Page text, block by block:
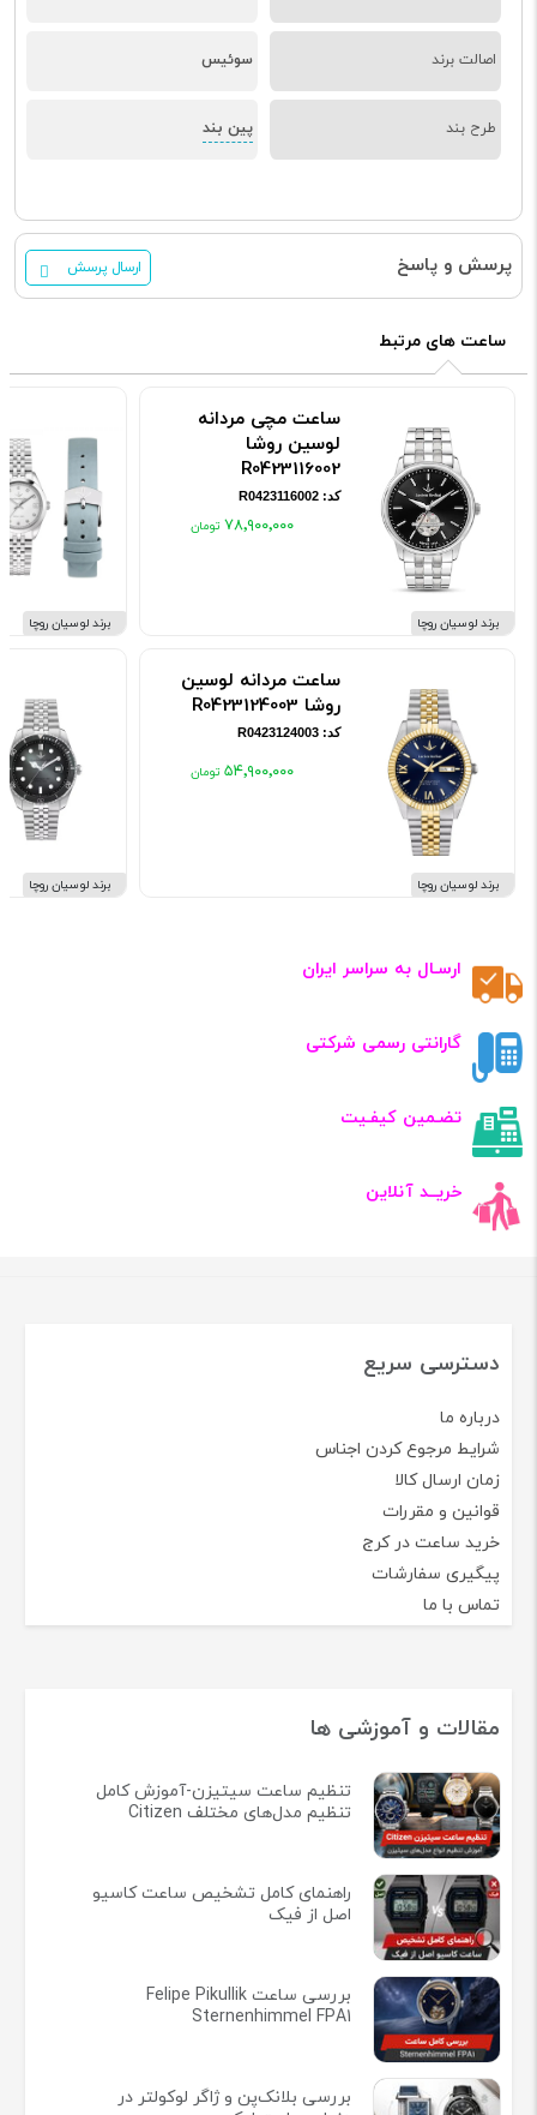
اصالت برند سوئیس
طرح بند پین بند
پرسش و پاسخ ارسال پرسش
ساعت های مرتبط
برند لوسیان روچا
ساعت مچی مردانه
لوسین روشا
R0423116002
کد: R0423116002
۷۸٬۹۰۰٬۰۰۰
برند لوسیان روچا
ساعت مردانه لوسین
روشا R0423124003
کد: R0423124003
۵۴٬۹۰۰٬۰۰۰
برند لوسیان روچا
برند لوسیان روچا
ارسـال به سراسر ایران
گارانتی رسمی شرکتی
تضـمین کیفـیت
خریــد آنلاین
دسترسی سریع
درباره ما
شرایط مرجوع کردن اجناس
زمان ارسال کالا
قوانین و مقررات
خرید ساعت در کرج
پیگیری سفارشات
تماس با ما
مقالات و آموزشی ها
تنظیم ساعت سیتیزن-آموزش کامل
تنظیم مدل‌های مختلف Citizen
راهنمای کامل تشخیص ساعت کاسیو
اصل از فیک
بررسی ساعت Felipe Pikullik
Sternenhimmel FPA1
بررسی بلانک‌پن و ژاگر لوکولتر در